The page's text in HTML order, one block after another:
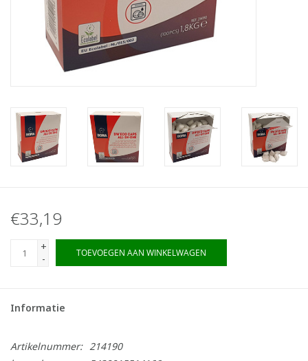
€33,19
+
-
TOEVOEGEN AAN WINKELWAGEN
Informatie
Artikelnummer: 214190